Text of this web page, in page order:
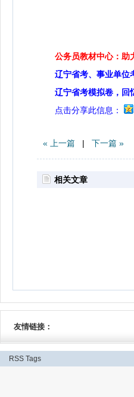
公务员教材中心：助
辽宁省考、事业单位
辽宁省考模拟卷，回
点击分享此信息：
« 上一篇 | 下一篇 »
相关文章
友情链接：
RSS Tags